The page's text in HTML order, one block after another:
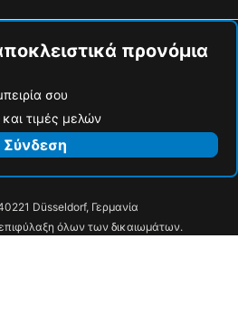
προνόμια
σου
τιμές μελών
Σύνδεση
Düsseldorf, Γερμανία
όλων των δικαιωμάτων.